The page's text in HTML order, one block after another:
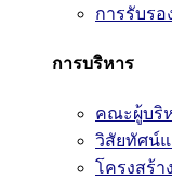
การรับร
การบริหาร
คณะผู้บริ
วิสัยทัศน์
โครงสร้า